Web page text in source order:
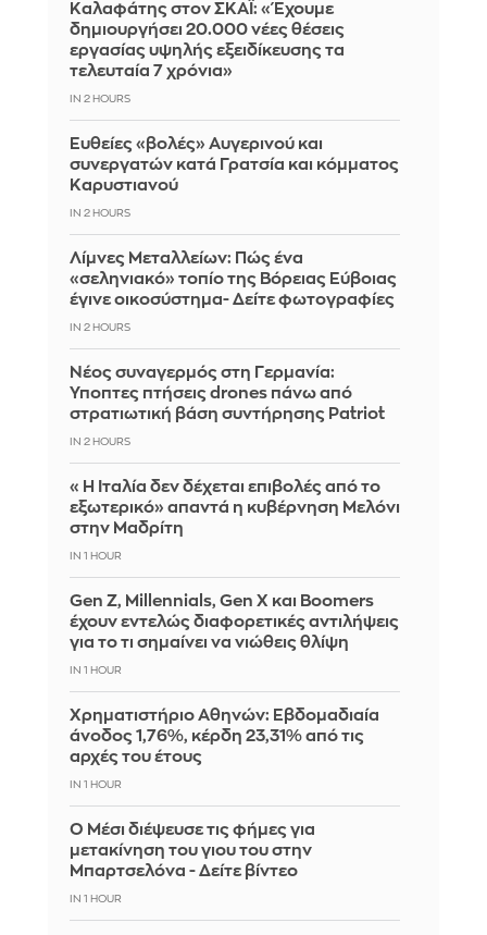
Καλαφάτης στον ΣΚΑΪ: «Έχουμε
δημιουργήσει 20.000 νέες θέσεις
εργασίας υψηλής εξειδίκευσης τα
τελευταία 7 χρόνια»
IN 2 HOURS
Ευθείες «βολές» Αυγερινού και
συνεργατών κατά Γρατσία και κόμματος
Καρυστιανού
IN 2 HOURS
Λίμνες Μεταλλείων: Πώς ένα
«σεληνιακό» τοπίο της Βόρειας Εύβοιας
έγινε οικοσύστημα- Δείτε φωτογραφίες
IN 2 HOURS
Νέος συναγερμός στη Γερμανία:
Ύποπτες πτήσεις drones πάνω από
στρατιωτική βάση συντήρησης Patriot
IN 2 HOURS
«Η Ιταλία δεν δέχεται επιβολές από το
εξωτερικό» απαντά η κυβέρνηση Μελόνι
στην Μαδρίτη
IN 1 HOUR
Gen Z, Millennials, Gen X και Boomers
έχουν εντελώς διαφορετικές αντιλήψεις
για το τι σημαίνει να νιώθεις θλίψη
IN 1 HOUR
Χρηματιστήριο Αθηνών: Εβδομαδιαία
άνοδος 1,76%, κέρδη 23,31% από τις
αρχές του έτους
IN 1 HOUR
Ο Μέσι διέψευσε τις φήμες για
μετακίνηση του γιου του στην
Μπαρτσελόνα - Δείτε βίντεο
IN 1 HOUR